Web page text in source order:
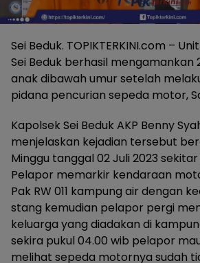
Sei Beduk. TOPIKTERKINI.com –
Sei Beduk berhasil mengamankan
anak dibawah umur setelah
pidana pencurian sepeda motor,
Kapolsek Sei Beduk AKP Benny
menjelaskan kejadian tersebut
Minggu tanggal 02 Juli 2023 sekitar
Pelapor memarkir kendaraan
Pak RW 011 kampung air dengan
stang kemudian pelapor pergi
keluarga yang diadakan di
sekira pukul 04.00 wib pelapor
melihat sepeda motornya sudah